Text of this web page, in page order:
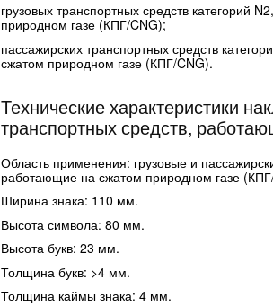
грузовых транспортных средств категорий
природном газе (КПГ/CNG);
пассажирских транспортных средств
сжатом природном газе (КПГ/CNG).
Технические характеристики
транспортных средств,
Область применения: грузовые и
работающие на сжатом природном газе
Ширина знака: 110 мм.
Высота символа: 80 мм.
Высота букв: 23 мм.
Толщина букв: >4 мм.
Толщина каймы знака: 4 мм.